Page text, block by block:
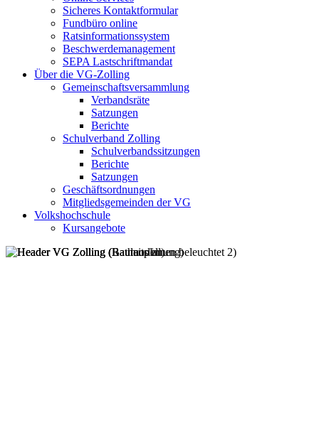
Sicheres Kontaktformular
Fundbüro online
Ratsinformationssystem
Beschwerdemanagement
SEPA Lastschriftmandat
Über die VG-Zolling
Gemeinschaftsversammlung
Verbandsräte
Satzungen
Berichte
Schulverband Zolling
Schulverbandssitzungen
Berichte
Satzungen
Geschäftsordnungen
Mitgliedsgemeinden der VG
Volkshochschule
Kursangebote